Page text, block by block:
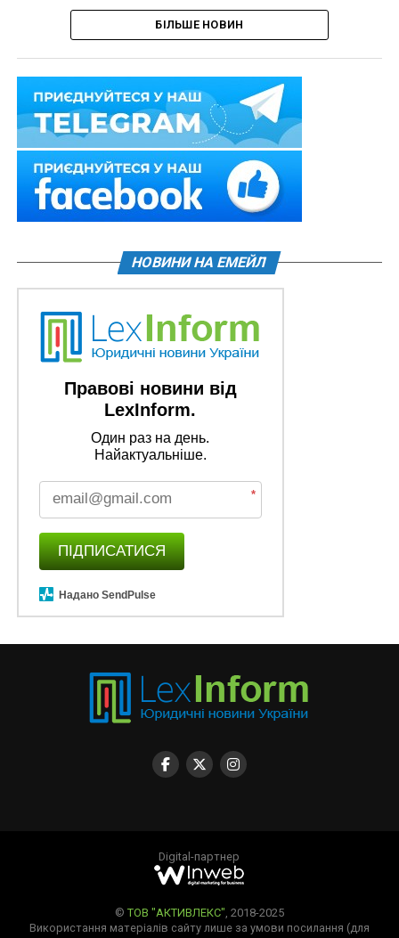
БІЛЬШЕ НОВИН
НОВИНИ НА ЕМЕЙЛ
Правові новини від
LexInform.
Один раз на день.
Найактуальніше.
*
ПІДПИСАТИСЯ
Надано SendPulse
Digital-партнер
© ТОВ "АКТИВЛЕКС" , 2018-2025
Використання матеріалів сайту лише за умови посилання (для